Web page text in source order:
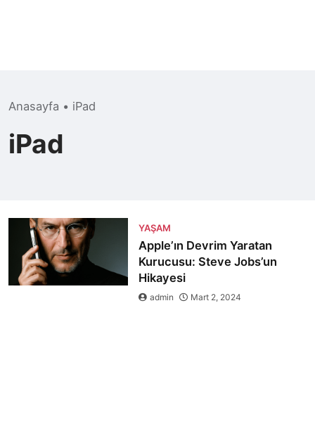
Anasayfa • iPad
iPad
YAŞAM
Apple’ın Devrim Yaratan
Kurucusu: Steve Jobs’un
Hikayesi
admin Mart 2, 2024